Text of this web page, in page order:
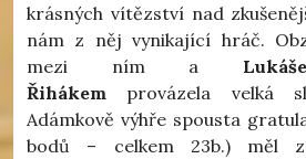
krásných vítězství nad
nám z něj vynikající hráč.
mezi ním a
Řihákem provázela velká
Adámkově výhře spousta
bodů – celkem 23b.) měl